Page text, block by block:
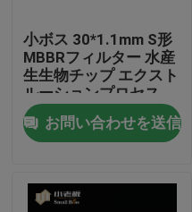
工場旅行
品質管理
私達に連絡しなさい
ブログ
小ボス 30*1.1mm S形
MBBRフィルター 水産
生生物チップ エクスト
ルーションプロセス
お問い合わせを送信